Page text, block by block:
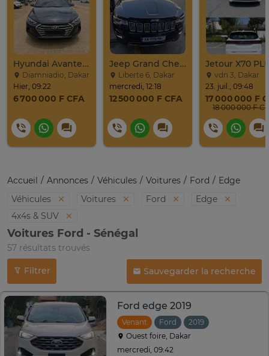
Hyundai Avante 2017
Diamniadio, Dakar
Hier, 09:22
6 700 000 F CFA
Jeep Grand Cherokee Overland 2019 À Vendre
Liberte 6, Dakar
mercredi, 12:18
12 500 000 F CFA
vdn 3, Dakar
23. juil., 09:48
17 000 000 F
18 000 000 F
Accueil Annonces Véhicules Voitures Ford
Edge
Véhicules
Voitures Ford
Edge
4x4s & SUV
Voitures Ford - Sénégal
57 résultats trouvés
Filtrer Sauvegarder la recherche
Ford edge 2019
Venant Ford 2019
Ouest foire, Dakar
mercredi, 09:42